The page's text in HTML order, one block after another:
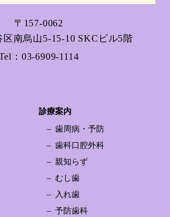
〒157-0062
南烏山5-15-10 SKCビル5階
： 03-6909-1114
診療案内
歯周病・予防
歯科口腔外科
親知らず
むし歯
入れ歯
予防歯科